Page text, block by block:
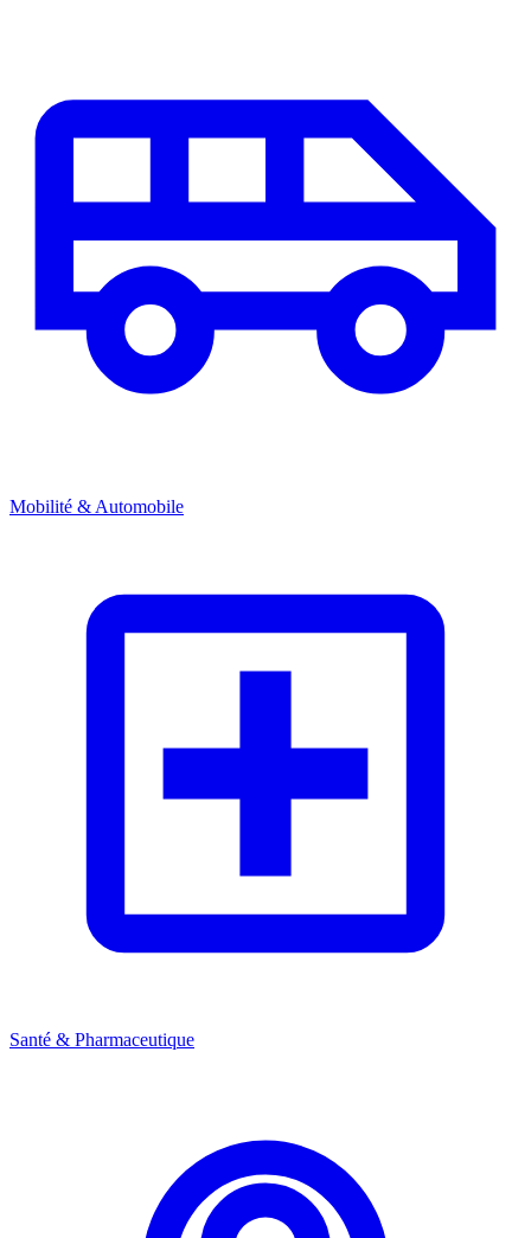
Mobilité & Automobile
Santé & Pharmaceutique